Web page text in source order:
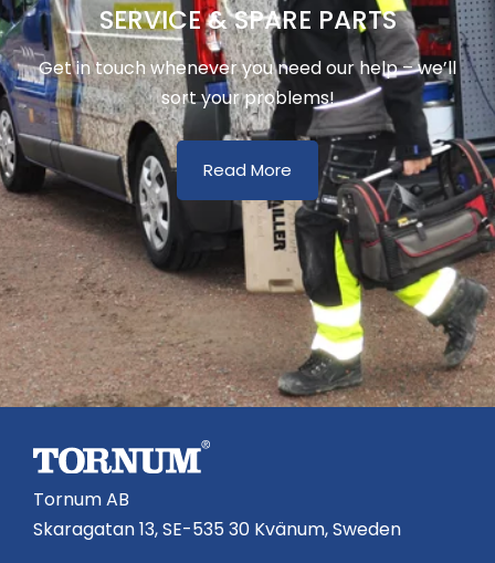
SERVICE & SPARE PARTS
Get in touch whenever you need our help – we’ll
sort your problems!
Read More
Tornum AB
Skaragatan 13, SE-535 30 Kvänum, Sweden